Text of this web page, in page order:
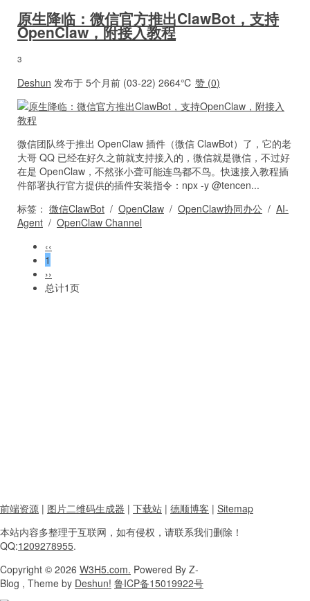
原生降临：微信官方推出ClawBot，支持
OpenClaw，附接入教程
3
Deshun 发布于 5个月前 (03-22) 2664℃ 赞 (0)
微信团队终于推出 OpenClaw 插件（微信 ClawBot）了，它的老
大哥 QQ 已经在好久之前就支持接入的，微信就是微信，不过好
在是 OpenClaw，不然张小聋可能连鸟都不鸟。快速接入教程插
件部署执行官方提供的插件安装指令：npx -y @tencen...
标签： 微信ClawBot / OpenClaw / OpenClaw协同办公 / AI-
Agent / OpenClaw Channel
‹‹
1
››
总计1页
前端资源 | 图片二维码生成器 | 下载站 | 德顺博客 | Sitemap
本站内容多整理于互联网， 如有侵权，请联系我们删除！
QQ:1209278955.
Copyright © 2026 W3H5.com. Powered By Z-
Blog , Theme by Deshun! 鲁ICP备15019922号